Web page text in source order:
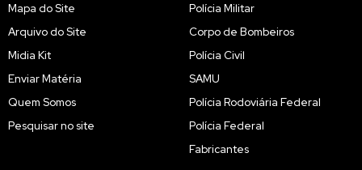
Mapa do Site
Arquivo do Site
Midia Kit
Enviar Matéria
Quem Somos
Pesquisar no site
Polícia Militar
Corpo de Bombeiros
Polícia Civil
SAMU
Polícia Rodoviária Federal
Polícia Federal
Fabricantes